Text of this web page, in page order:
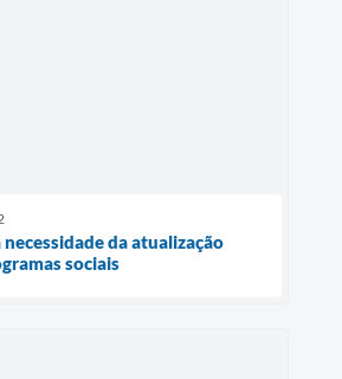
da atualização
sociais